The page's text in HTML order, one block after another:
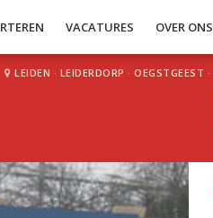
VACATURES OVER ONS
LEIDEN · LEIDERDORP · OEGSTGEEST ·